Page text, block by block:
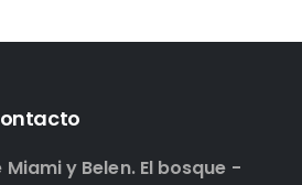
y Belen. El bosque -